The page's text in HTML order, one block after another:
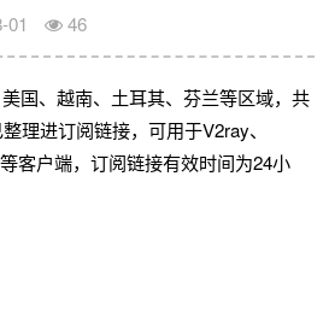
01 46
国、越南、土耳其、芬兰等区域，共
理进订阅链接，可用于V2ray、
客户端，订阅链接有效时间为24小